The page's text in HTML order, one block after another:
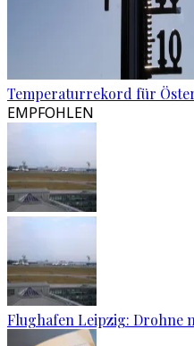
Temperaturrekord für
EMPFOHLEN
Flughafen Leipzig: Drohne